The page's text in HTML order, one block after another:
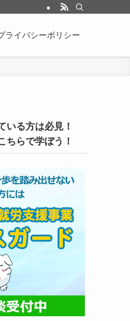
ライバシーポリシー
る方は必見！
らで学ぼう！